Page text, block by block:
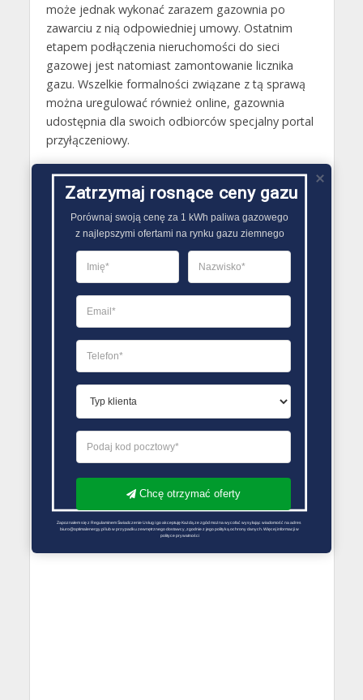
może jednak wykonać zarazem gazownia po
zawarciu z nią odpowiedniej umowy. Ostatnim
etapem podłączenia nieruchomości do sieci
gazowej jest natomiast zamontowanie licznika
gazu. Wszelkie formalności związane z tą sprawą
można uregulować również online, gazownia
udostępnia dla swoich odbiorców specjalny portal
przyłączeniowy.
Gazy techniczne Mogilno
Butle gazowe Mogilno
Gaz płynny Mogilno
LPG Mogilno
Dostawcy gazu Mogilno
PORÓWNYWARKA OFERT GAZU
Zatrzymaj rosnące ceny gazu
Porównaj swoją cenę za 1 kWh paliwa gazowego
z najlepszymi ofertami na rynku gazu ziemnego
Chcę otrzymać oferty
Zapoznałem się z Regulaminem Świadczenie Usług i go akceptuję Każdą ze zgód można wycofać wysyłając wiadomość na adres
biuro@optimalenergy.pl lub w przypadku zewnętrznego dostawcy, zgodnie z jego polityką ochrony danych. Więcej informacji w
polityce prywatności